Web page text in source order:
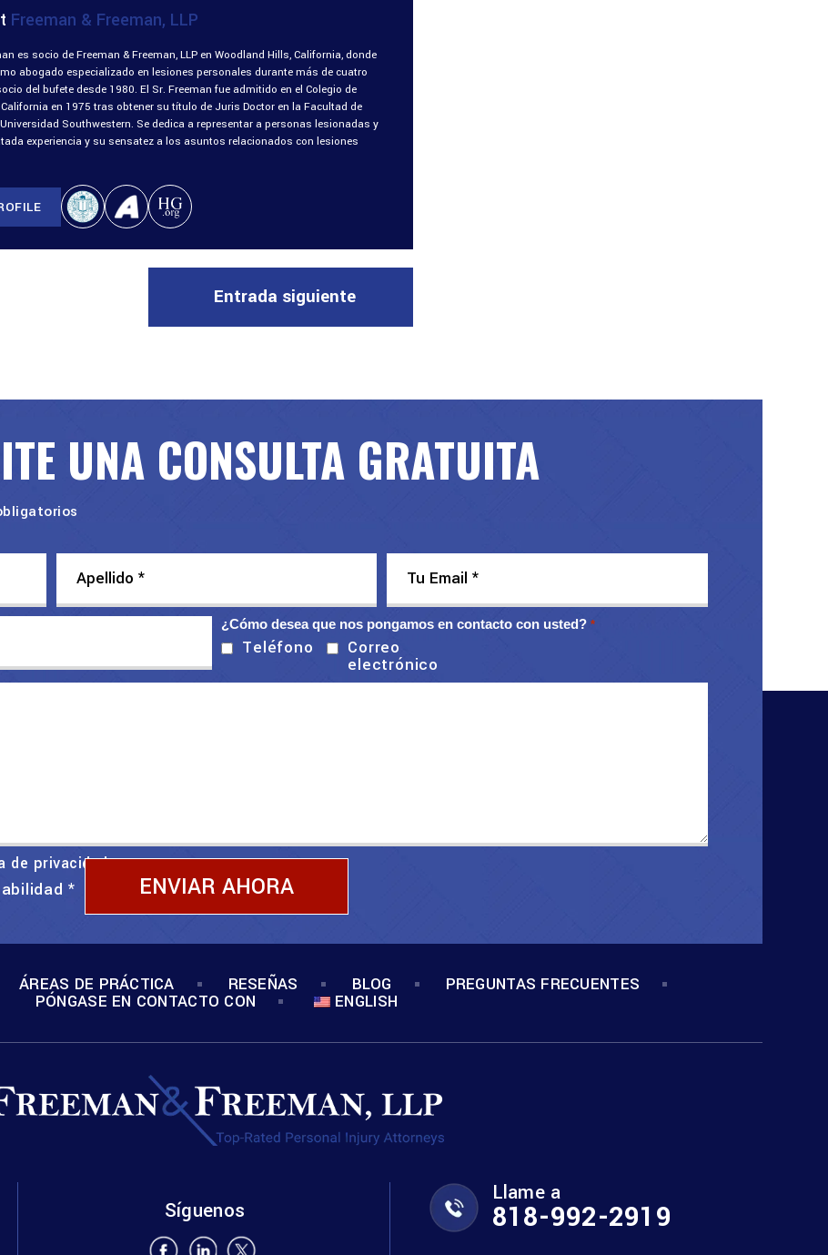
Freeman & Freeman, LLP
es socio de Freeman & Freeman, LLP en Woodland Hills, California, donde
abogado especializado en lesiones personales durante más de cuatro
del bufete desde 1980. El Sr. Freeman fue admitido en el Colegio de
en 1975 tras obtener su título de Juris Doctor en la Facultad de
Southwestern. Se dedica a representar a personas lesionadas y
experiencia y su sensatez a los asuntos relacionados con lesiones
Entrada siguiente
UNA CONSULTA GRATUITA
¿Cómo desea que nos pongamos en contacto con usted? *
Teléfono Correo
electrónico
de privacidad
*
ÁREAS DE PRÁCTICA RESEÑAS BLOG PREGUNTAS FRECUENTES
PÓNGASE EN CONTACTO CON ENGLISH
Síguenos
Llame a
818-992-2919